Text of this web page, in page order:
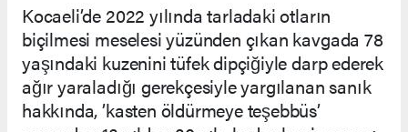
Kocaeli’de 2022 yılında tarladaki otların
biçilmesi meselesi yüzünden çıkan kavgada 78
yaşındaki kuzenini tüfek dipçiğiyle darp ederek
ağır yaraladığı gerekçesiyle yargılanan sanık
hakkında, ’kasten öldürmeye teşebbüs’